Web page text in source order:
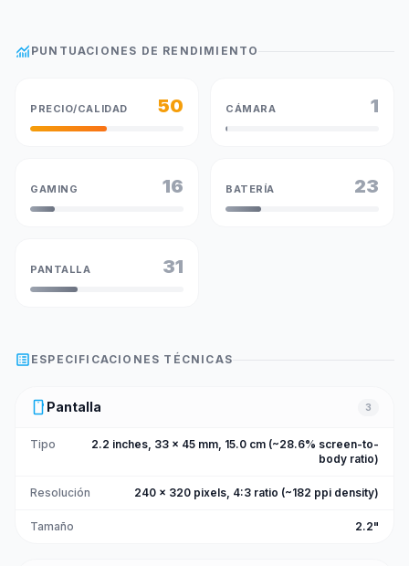
monitoring PUNTUACIONES DE RENDIMIENTO
PRECIO/CALIDAD 50 CÁMARA 1
GAMING 16 BATERÍA 23
PANTALLA 31
list_alt ESPECIFICACIONES TÉCNICAS
smartphone Pantalla 3
Tipo
2.2 inches, 33 x 45 mm, 15.0 cm (~28.6% screen-to-
body ratio)
Resolución 240 x 320 pixels, 4:3 ratio (~182 ppi density)
Tamaño 2.2"